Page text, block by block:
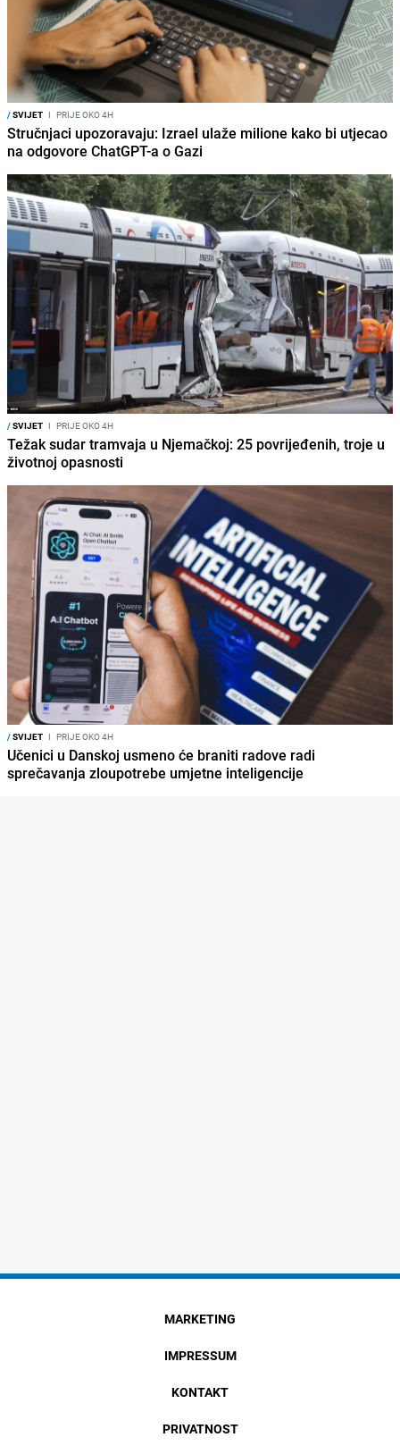
/SVIJET I PRIJE OKO 4H
Stručnjaci upozoravaju: Izrael ulaže milione kako bi utjecao
na odgovore ChatGPT-a o Gazi
/SVIJET I PRIJE OKO 4H
Težak sudar tramvaja u Njemačkoj: 25 povrijeđenih, troje u
životnoj opasnosti
/SVIJET I PRIJE OKO 4H
Učenici u Danskoj usmeno će braniti radove radi
sprečavanja zloupotrebe umjetne inteligencije
MARKETING
IMPRESSUM
KONTAKT
PRIVATNOST